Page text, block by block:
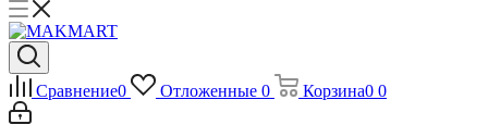
Сравнение0 Отложенные 0 Корзина0 0